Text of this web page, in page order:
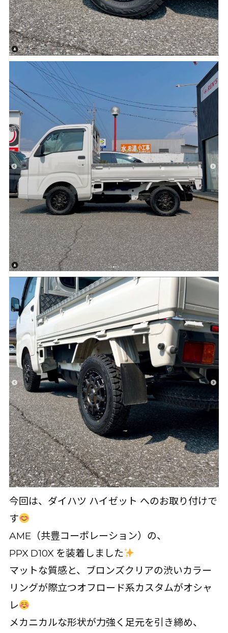
今回は、ダイハツ ハイゼット へのお取り付けで
す
AME（共豊コーポレーション）の、
PPX D10X を装着しました
マットな質感と、ブロンズクリアの渋いカラー
リングが際立つオフロード系カスタムがオシャ
レ
メカニカルな形状が力強く足元を引き締め、